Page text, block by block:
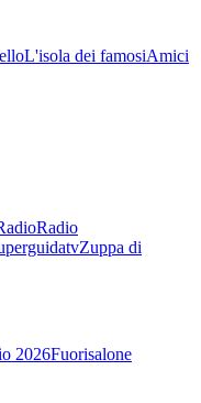
L'isola dei famosiAmici
Radio
Zuppa di
2026Fuorisalone